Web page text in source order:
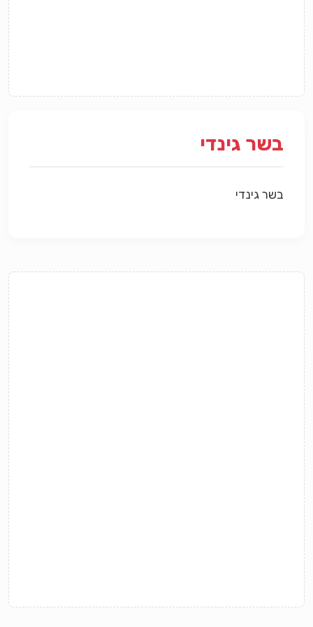
בשר גינדי
בשר גינדי